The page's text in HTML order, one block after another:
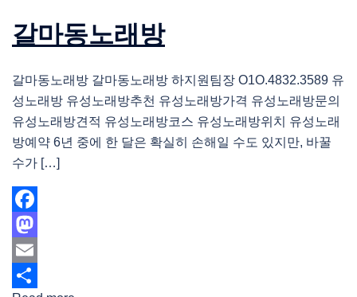
갈마동노래방
갈마동노래방 갈마동노래방 하지원팀장 O1O.4832.3589 유
성노래방 유성노래방추천 유성노래방가격 유성노래방문의
유성노래방견적 유성노래방코스 유성노래방위치 유성노래
방예약 6년 중에 한 달은 확실히 손해일 수도 있지만, 바꿀
수가 […]
Facebook
Mastodon
Email